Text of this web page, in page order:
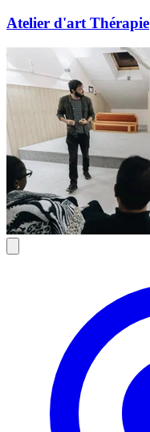
Atelier d'art Thérapie